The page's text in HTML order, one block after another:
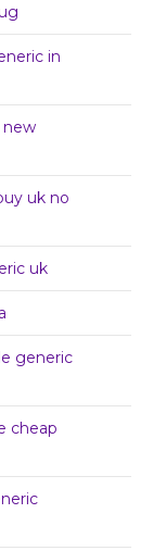
in
new
uk no
uk
generic
cheap